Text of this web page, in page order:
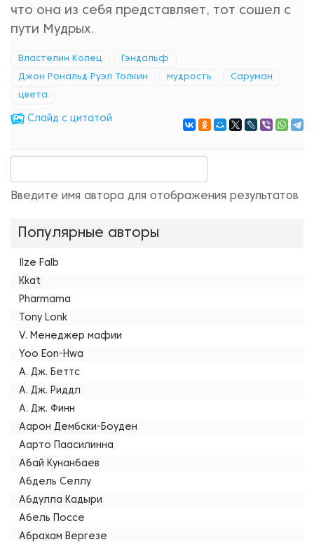
что она из себя представляет, тот сошел с
пути Мудрых.
Властелин Колец Гэндальф
Джон Рональд Руэл Толкин мудрость Саруман
цвета
Cлайд с цитатой
Введите имя автора для отображения результатов
Популярные авторы
Ilze Falb
Kkat
Pharmama
Tony Lonk
V. Менеджер мафии
Yoo Eon-Hwa
А. Дж. Беттс
А. Дж. Риддл
А. Дж. Финн
Аарон Дембски-Боуден
Аарто Паасилинна
Абай Кунанбаев
Абдель Селлу
Абдулла Кадыри
Абель Поссе
Абрахам Вергезе